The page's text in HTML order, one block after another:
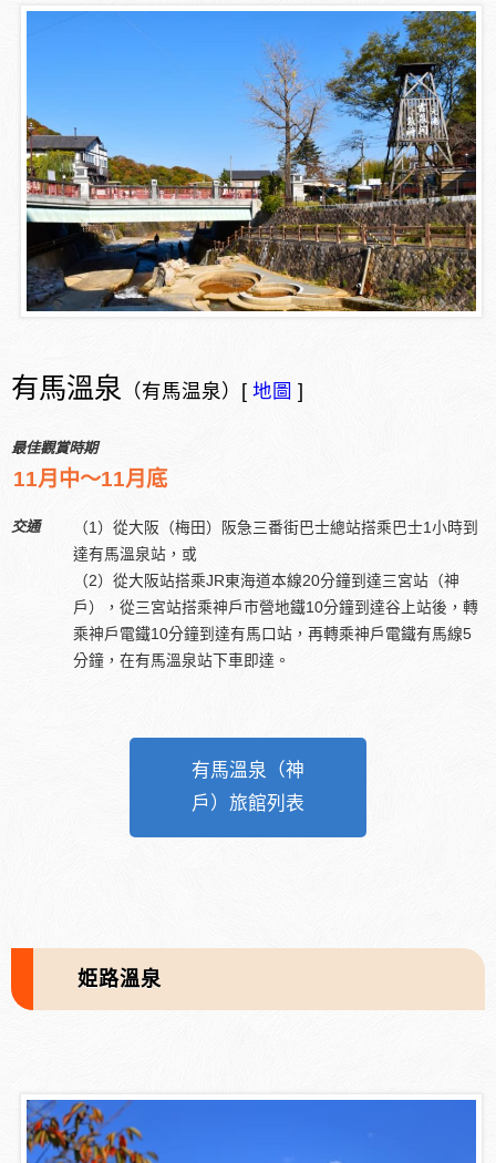
有馬溫泉 （有馬温泉）[ 地圖 ]
最佳觀賞時期
11月中～11月底
交通
（1）從大阪（梅田）阪急三番街巴士總站搭乘巴士1小時到
達有馬溫泉站，或
（2）從大阪站搭乘JR東海道本線20分鐘到達三宮站（神
戶），從三宮站搭乘神戶市營地鐵10分鐘到達谷上站後，轉
乘神戶電鐵10分鐘到達有馬口站，再轉乘神戶電鐵有馬線5
分鐘，在有馬溫泉站下車即達。
有馬溫泉（神
戶）旅館列表
姫路溫泉